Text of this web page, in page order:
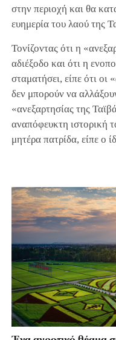
στην περιοχή και θα
ευημερία του λαού της
Τονίζοντας ότι η
αδιέξοδο και ότι η
σταματήσει, είπε ότι
δεν μπορούν να
«ανεξαρτησίας της
αναπόφευκτη ιστορική
μητέρα πατρίδα, είπε ο